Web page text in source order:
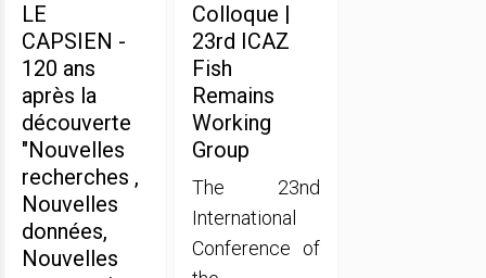
LE
CAPSIEN -
120 ans
après la
découverte
"Nouvelles
recherches ,
Nouvelles
données,
Nouvelles
Colloque |
23rd ICAZ
Fish
Remains
Working
Group
The 23nd
International
Conference of